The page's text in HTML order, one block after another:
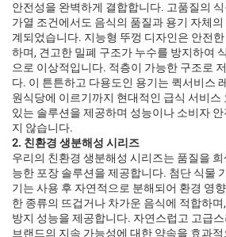
안전성을 완벽하게 결합합니다. 고품질의
가열 조건에서도 음식의 품질과 용기 자체
계되었습니다. 지능형 뚜껑 디자인은 안전
하며, 견고한 밀폐 구조가 누수를 방지하여
으로 이상적입니다. 적층이 가능한 구조로
다. 이 튼튼하고 다용도인 용기는 퀵서비스
원식당에 이르기까지 현대적인 급식 서비스
있는 솔루션을 제공하며 성능이나 소비자
지 않습니다.
2. 친환경 생분해성 시리즈
우리의 친환경 생분해성 시리즈는 품질을
능한 포장 솔루션을 제공합니다. 첨단 식물
기는 사용 후 자연적으로 분해되어 환경 영
한 종류의 뜨겁거나 차가운 음식에 적합하
방지 성능을 제공합니다. 자연스럽고 고급
브랜드의 지속 가능성에 대한 약속을 효과